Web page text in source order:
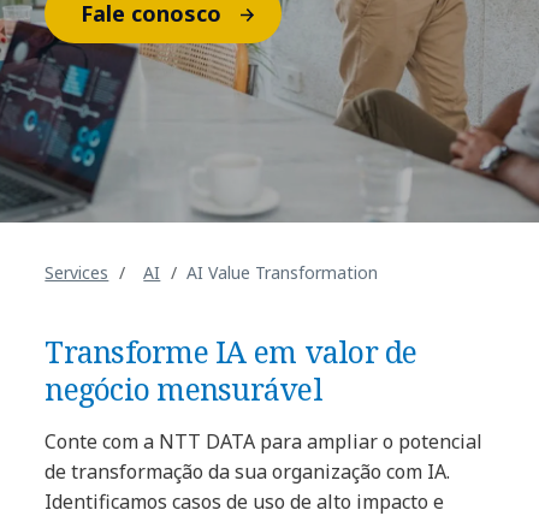
Fale conosco
Services AI AI Value Transformation
Transforme IA em valor de
negócio mensurável
Conte com a NTT DATA para ampliar o potencial
de transformação da sua organização com IA.
Identificamos casos de uso de alto impacto e